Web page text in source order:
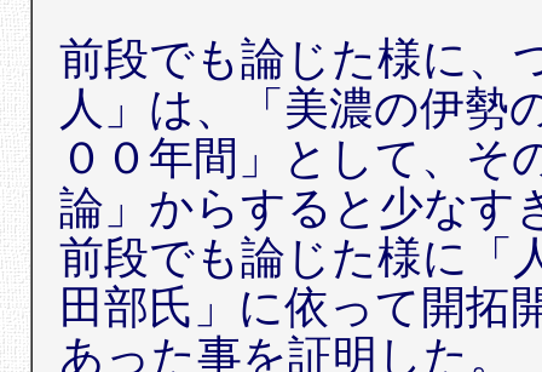
前段でも論じた様に、
人」は、「美濃の伊勢
００年間」として、そ
論」からすると少なす
前段でも論じた様に「
田部氏」に依って開拓
あった事を証明した。